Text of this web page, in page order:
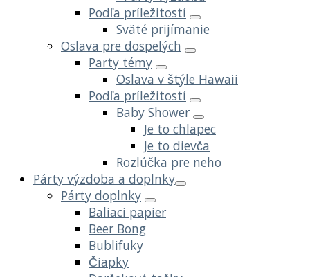
Podľa príležitostí
Sväté prijímanie
Oslava pre dospelých
Party témy
Oslava v štýle Hawaii
Podľa príležitostí
Baby Shower
Je to chlapec
Je to dievča
Rozlúčka pre neho
Párty výzdoba a doplnky
Párty doplnky
Baliaci papier
Beer Bong
Bublifuky
Čiapky